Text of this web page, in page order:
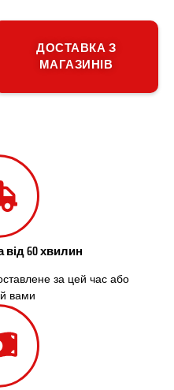
ДОСТАВКА З
МАГАЗИНІВ
60 хвилин
за цей час або
вами